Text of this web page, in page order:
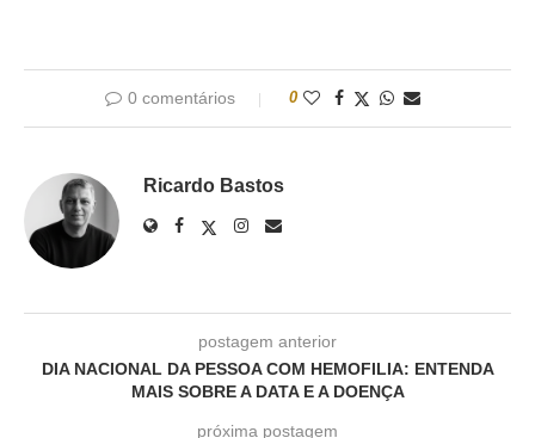
0 comentários 0
Ricardo Bastos
postagem anterior
DIA NACIONAL DA PESSOA COM HEMOFILIA: ENTENDA
MAIS SOBRE A DATA E A DOENÇA
próxima postagem